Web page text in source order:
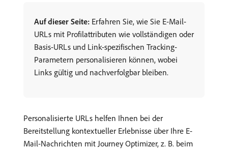
Auf dieser Seite: Erfahren Sie, wie Sie E-Mail-
URLs mit Profilattributen wie vollständigen oder
Basis-URLs und Link-spezifischen Tracking-
Parametern personalisieren können, wobei
Links gültig und nachverfolgbar bleiben.
Personalisierte URLs helfen Ihnen bei der
Bereitstellung kontextueller Erlebnisse über Ihre E-
Mail-Nachrichten mit Journey Optimizer, z. B. beim